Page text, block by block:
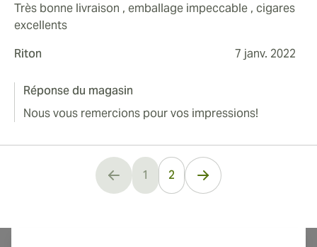
Très bonne livraison , emballage impeccable , cigares
excellents
Riton
7 janv. 2022
Réponse du magasin
Nous vous remercions pour vos impressions!
You're currently reading page
1 2